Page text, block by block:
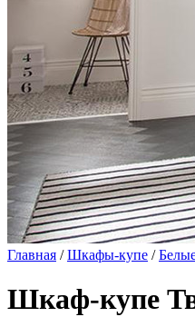
Главная /Шкафы-купе /
Шкаф-купе